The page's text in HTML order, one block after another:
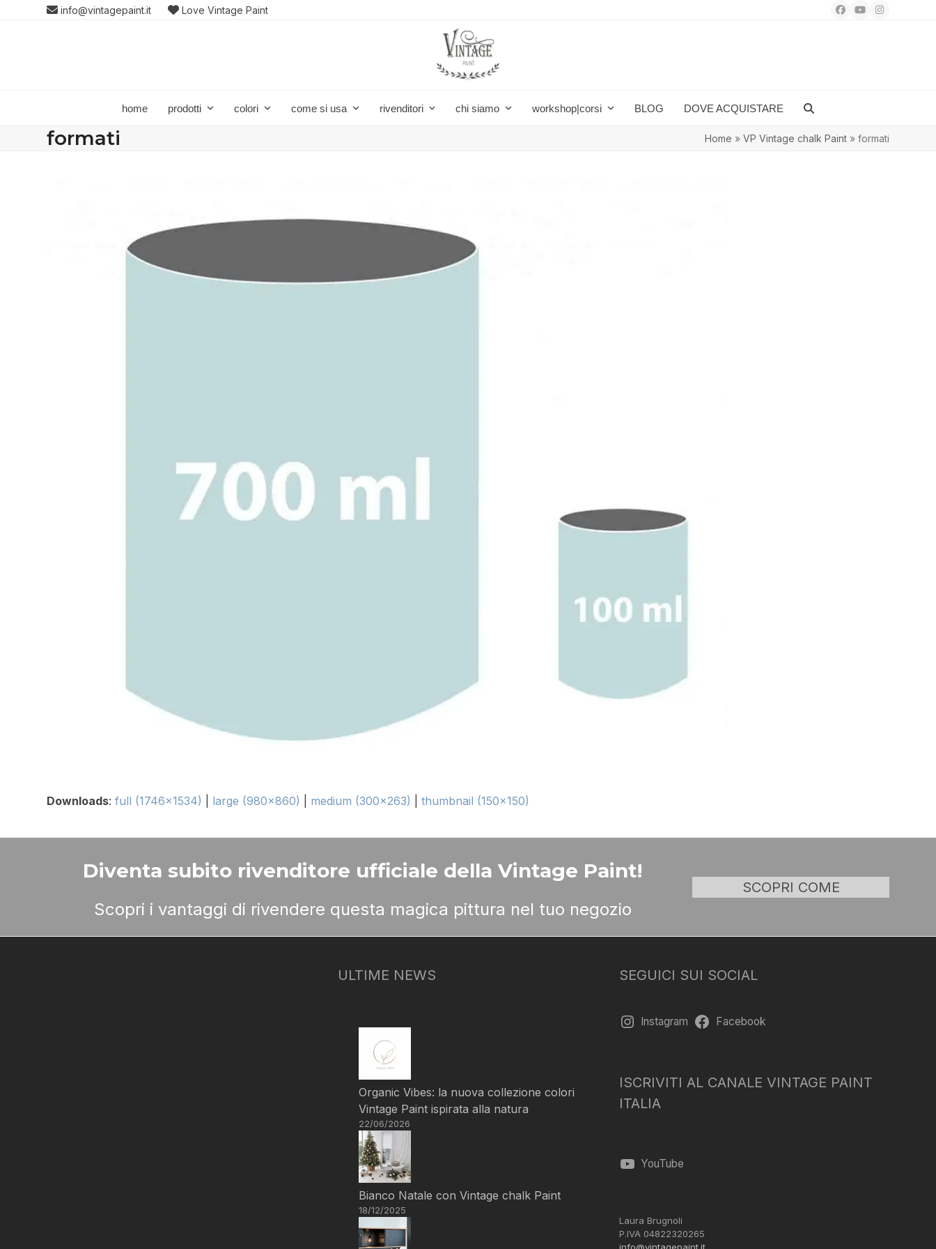
info@vintagepaint.it Love Vintage Paint Facebook
YouTubeInstagram
home prodotti colori come si usa rivenditori chi siamo workshop|corsi BLOG DOVE ACQUISTARE
formati Home » VP Vintage chalk Paint» formati
Downloads:full (1746x1534) large (980x860) medium (300x263) |thumbnail (150x150)
Diventa subito rivenditore ufficiale della Vintage Paint!
Scopri i vantaggi di rivendere questa magica pittura nel tuo negozio
SCOPRI COME
ULTIME NEWS
Organic Vibes: la nuova collezione colori
Vintage Paint ispirata alla natura
22/06/2026
Bianco Natale con Vintage chalk Paint
18/12/2025
SEGUICI SUI SOCIAL
Instagram Facebook
ISCRIVITI AL CANALE VINTAGE PAINT
ITALIA
YouTube
Laura Brugnoli
P.IVA 04822320265